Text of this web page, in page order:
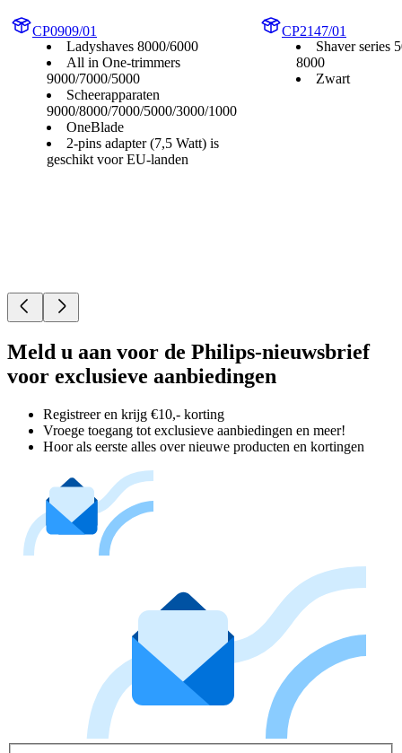
CP0909/01
Ladyshaves 8000/6000
All in One-trimmers
9000/7000/5000
Scheerapparaten
9000/8000/7000/5000/3000/1000
OneBlade
2-pins adapter (7,5 Watt) is
geschikt voor EU-landen
CP2147/01
Shaver series
8000
Zwart
Meld u aan voor de Philips-nieuwsbrief
voor exclusieve aanbiedingen
Registreer en krijg €10,- korting
Vroege toegang tot exclusieve aanbiedingen en meer!
Hoor als eerste alles over nieuwe producten en kortingen